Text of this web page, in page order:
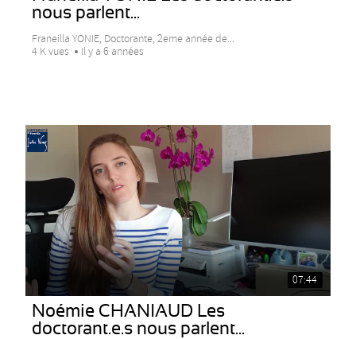
nous parlent...
Franeilla YONIE, Doctorante, 2eme année de...
4 K vues
Il y a 6 années
07:44
Noémie CHANIAUD Les
doctorant.e.s nous parlent...